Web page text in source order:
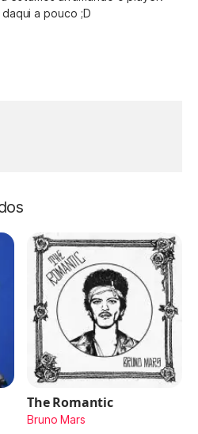
a pouco ;D
The Romantic
Bruno Mars